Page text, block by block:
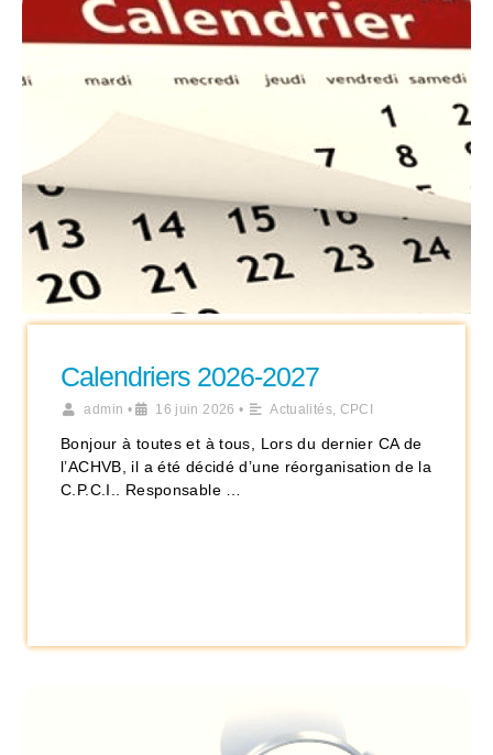
Calendriers 2026-2027
admin • 16 juin 2026 • Actualités, CPCI
Bonjour à toutes et à tous, Lors du dernier CA de
l’ACHVB, il a été décidé d’une réorganisation de la
C.P.C.I.. Responsable …